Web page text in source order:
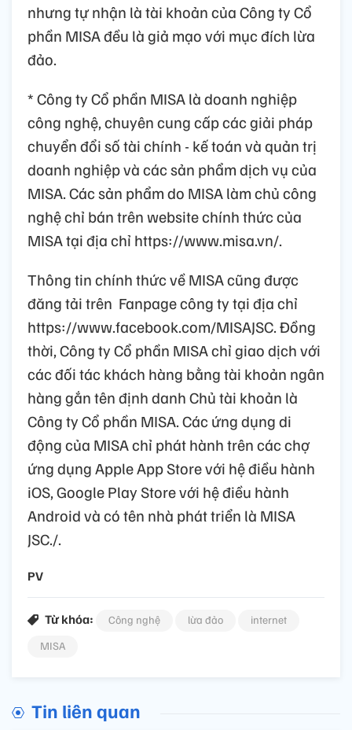
nhưng tự nhận là tài khoản của Công ty Cổ
phần MISA đều là giả mạo với mục đích lừa
đảo.
* Công ty Cổ phần MISA là doanh nghiệp
công nghệ, chuyên cung cấp các giải pháp
chuyển đổi số tài chính - kế toán và quản trị
doanh nghiệp và các sản phẩm dịch vụ của
MISA. Các sản phẩm do MISA làm chủ công
nghệ chỉ bán trên website chính thức của
MISA tại địa chỉ https://www.misa.vn/.
Thông tin chính thức về MISA cũng được
đăng tải trên Fanpage công ty tại địa chỉ
https://www.facebook.com/MISAJSC. Đồng
thời, Công ty Cổ phần MISA chỉ giao dịch với
các đối tác khách hàng bằng tài khoản ngân
hàng gắn tên định danh Chủ tài khoản là
Công ty Cổ phần MISA. Các ứng dụng di
động của MISA chỉ phát hành trên các chợ
ứng dụng Apple App Store với hệ điều hành
iOS, Google Play Store với hệ điều hành
Android và có tên nhà phát triển là MISA
JSC./.
PV
Từ khóa: Công nghệ lừa đảo
internet
MISA
Tin liên quan